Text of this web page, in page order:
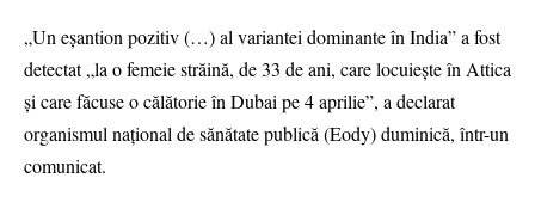
„Un eşantion pozitiv (…) al variantei dominante în India” a fost
detectat „la o femeie străină, de 33 de ani, care locuieşte în Attica
şi care făcuse o călătorie în Dubai pe 4 aprilie”, a declarat
organismul naţional de sănătate publică (Eody) duminică, într-un
comunicat.